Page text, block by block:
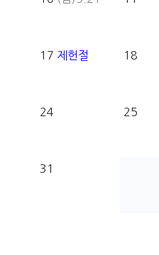
17 제헌절 18
24 25
31